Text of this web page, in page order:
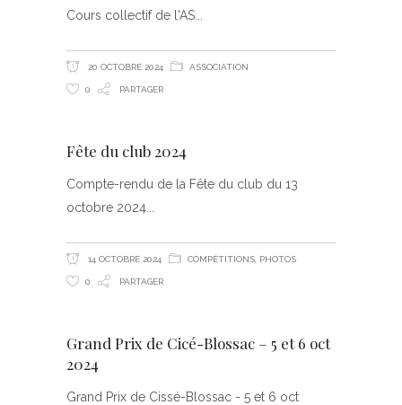
Cours collectif de l'AS
20 OCTOBRE 2024 ASSOCIATION
0 PARTAGER
Fête du club 2024
Compte-rendu de la Fête du club du 13
octobre 2024
14 OCTOBRE 2024 COMPÉTITIONS PHOTOS
0 PARTAGER
Grand Prix de Cicé-Blossac – 5 et 6 oct
2024
Grand Prix de Cissé-Blossac - 5 et 6 oct